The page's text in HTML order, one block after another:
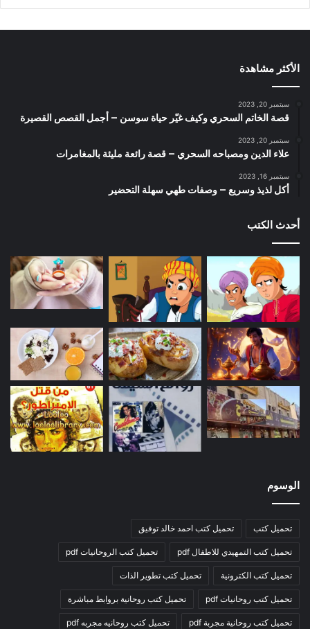
الأكثر مشاهدة
سبتمبر 20, 2023
قصة الخاتم السحري وكيف غيّر حياة سوسن – أجمل القصص القصيرة
سبتمبر 20, 2023
علاء الدين ومصباحه السحري – قصة رائعة مليئة بالمغامرات
سبتمبر 16, 2023
أكل لذيذ وسريع – وصفات طهي سهلة التحضير
أحدث الكتب
الوسوم
تحميل كتب تحميل كتب احمد خالد توفيق
تحميل كتب التمهيدي للاطفال pdf تحميل كتب الروحانيات pdf
تحميل كتب الكترونية تحميل كتب تطوير الذات
تحميل كتب روحانيات pdf تحميل كتب روحانية بروابط مباشرة
تحميل كتب روحانية مجربة pdf تحميل كتب روحانيه مجربه pdf